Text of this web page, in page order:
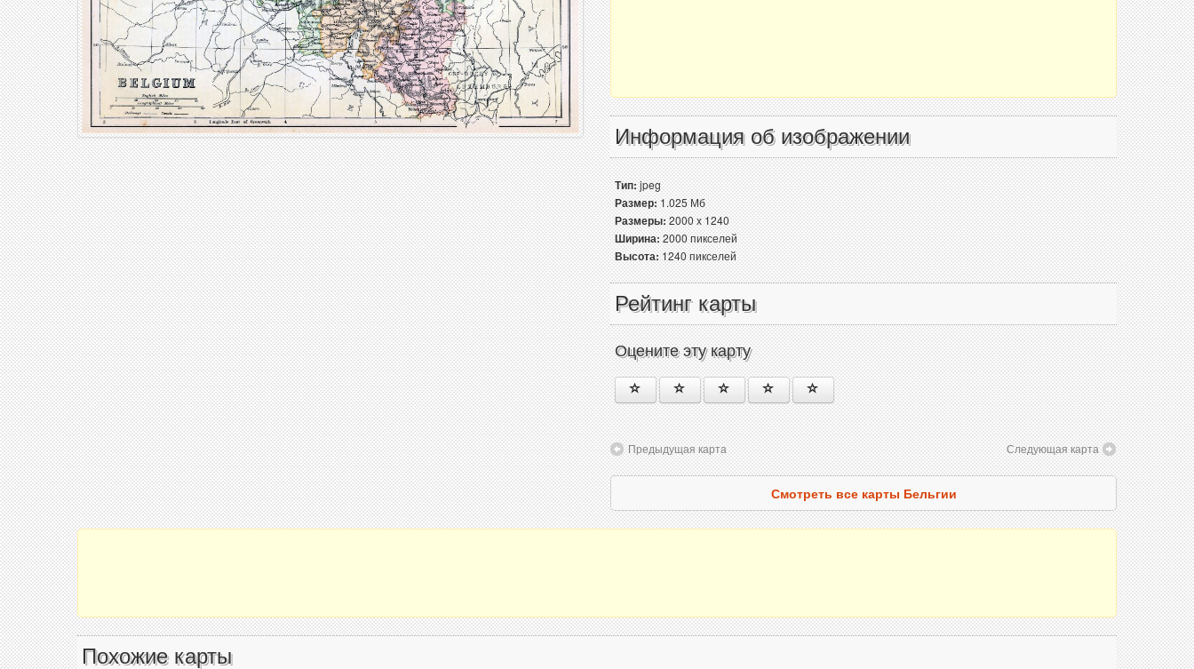
Информация об изображении
Тип:jpeg
Размер:1.025 Мб
Размеры:2000 x 1240
Ширина:2000 пикселей
Высота:1240 пикселей
Рейтинг карты
Оцените эту карту
Предыдущая карта Следующая карта
Смотреть все карты Бельгии
Похожие карты